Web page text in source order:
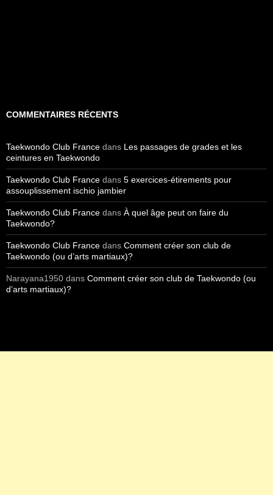
COMMENTAIRES RÉCENTS
Taekwondo Club France dans Les passages de grades et les
ceintures en Taekwondo
Taekwondo Club France dans 5 exercices-étirements pour
assouplissement ischio jambier
Taekwondo Club France dans À quel âge peut on faire du
Taekwondo?
Taekwondo Club France dans Comment créer son club de
Taekwondo (ou d’arts martiaux)?
Narayana1950 dans Comment créer son club de Taekwondo (ou
d’arts martiaux)?